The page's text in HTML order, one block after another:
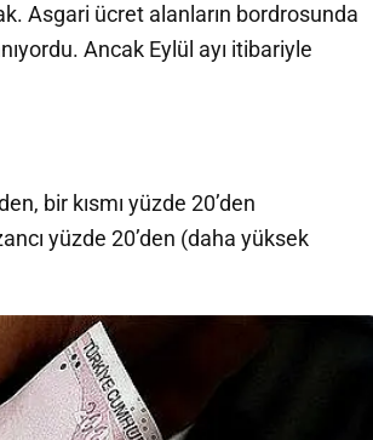
Asgari ücret alanların bordrosunda
Ancak Eylül ayı itibariyle
bir kısmı yüzde 20’den
yüzde 20’den (daha yüksek